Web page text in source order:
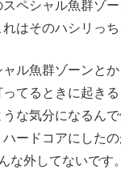
ペシャル魚群ゾ
はそのハシリっち
ル魚群ゾーンと
てるときに起き
な気分になるん
ードコアにした
な外してないです。